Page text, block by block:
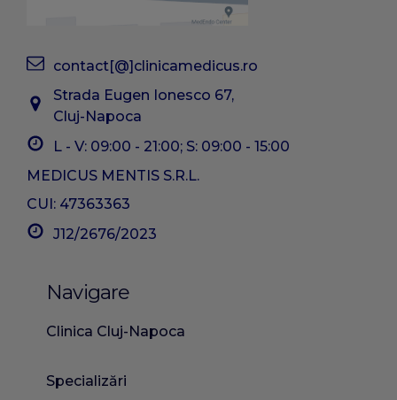
contact[@]clinicamedicus.ro
Strada Eugen Ionesco 67,
Cluj-Napoca
L - V: 09:00 - 21:00; S: 09:00 - 15:00
MEDICUS MENTIS S.R.L.
CUI: 47363363
J12/2676/2023
Navigare
Clinica Cluj-Napoca
Specializări